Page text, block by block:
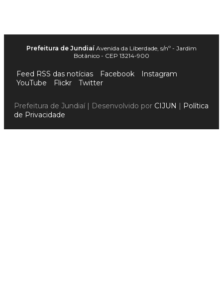
Prefeitura de Jundiaí Avenida da Liberdade, s/nº - Jardim
Botânico - CEP 13214-900
Feed RSS das notícias Facebook
Instagram
YouTube
Flickr Twitter
Prefeitura de Jundiaí | Desenvolvido por CIJUN | Política
de Privacidade